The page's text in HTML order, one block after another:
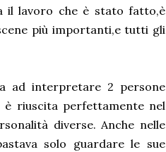
il lavoro che è stato fatto,è
più importanti,e tutti gli
ad interpretare 2 persone
è riuscita perfettamente nel
diverse. Anche nelle
solo guardare le sue